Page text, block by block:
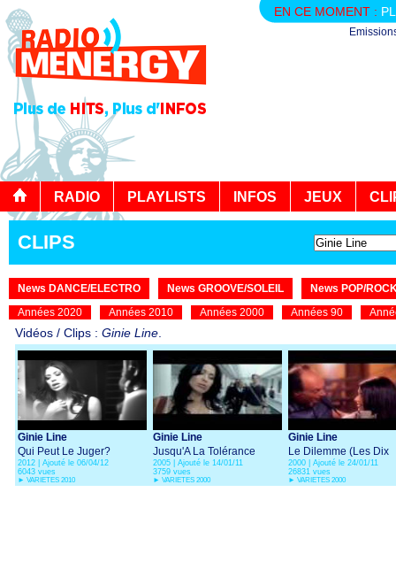
EN CE MOMENT :
RADIO PLAYLISTS INFOS JEUX
CLIPS
News DANCE/ELECTRO News GROOVE/SOLEIL
News POP/
Années 2020
Années 2010 Années 2000 Années 90
Vidéos / Clips : Ginie Line
Ginie Line
Qui Peut Le Juger?
(Comédie musicale
Dracula)
2012 | Ajouté le 06/04/12
6043 vues
► VARIETES 2010
Ginie Line
Jusqu'A La Tolérance
2005 | Ajouté le 14/01/11
3759 vues
► VARIETES 2000
Ginie Line
Le Dilemme (Les Dix
Commandements)
2000 | Ajouté le 24/01/11
26831 vues
► VARIETES 2000